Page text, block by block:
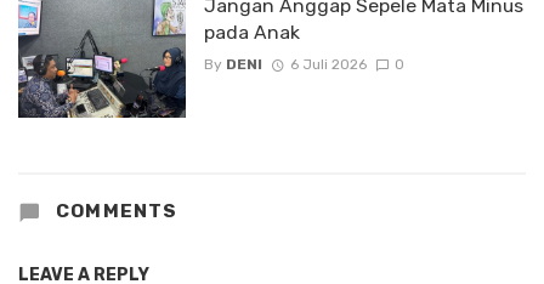
Jangan Anggap Sepele Mata Minus
pada Anak
By DENI 6 Juli 2026 0
COMMENTS
LEAVE A REPLY